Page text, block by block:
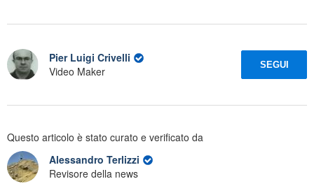
Pier Luigi Crivelli
Video Maker
SEGUI
Questo articolo è stato curato e verificato da
Alessandro Terlizzi
Revisore della news